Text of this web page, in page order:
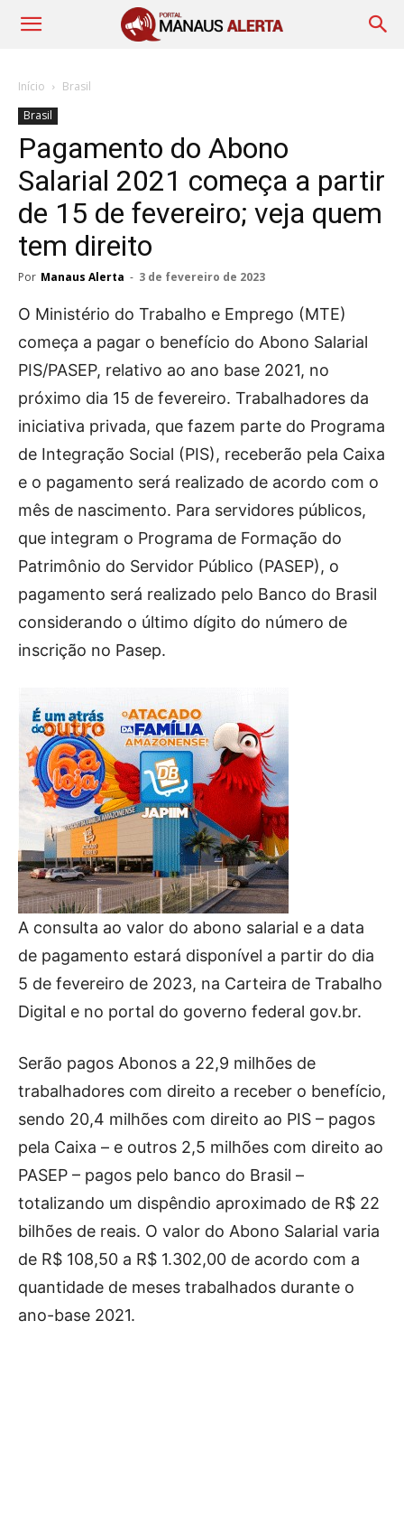
Início
Brasil
Brasil
Pagamento do Abono
Salarial 2021 começa a partir
de 15 de fevereiro; veja quem
tem direito
Por Manaus Alerta - 3 de fevereiro de 2023
O Ministério do Trabalho e Emprego (MTE)
começa a pagar o benefício do Abono Salarial
PIS/PASEP, relativo ao ano base 2021, no
próximo dia 15 de fevereiro. Trabalhadores da
iniciativa privada, que fazem parte do Programa
de Integração Social (PIS), receberão pela Caixa
e o pagamento será realizado de acordo com o
mês de nascimento. Para servidores públicos,
que integram o Programa de Formação do
Patrimônio do Servidor Público (PASEP), o
pagamento será realizado pelo Banco do Brasil
considerando o último dígito do número de
inscrição no Pasep.
A consulta ao valor do abono salarial e a data
de pagamento estará disponível a partir do dia
5 de fevereiro de 2023, na Carteira de Trabalho
Digital e no portal do governo federal gov.br.
Serão pagos Abonos a 22,9 milhões de
trabalhadores com direito a receber o benefício,
sendo 20,4 milhões com direito ao PIS – pagos
pela Caixa – e outros 2,5 milhões com direito ao
PASEP – pagos pelo banco do Brasil –
totalizando um dispêndio aproximado de R$ 22
bilhões de reais. O valor do Abono Salarial varia
de R$ 108,50 a R$ 1.302,00 de acordo com a
quantidade de meses trabalhados durante o
ano-base 2021.